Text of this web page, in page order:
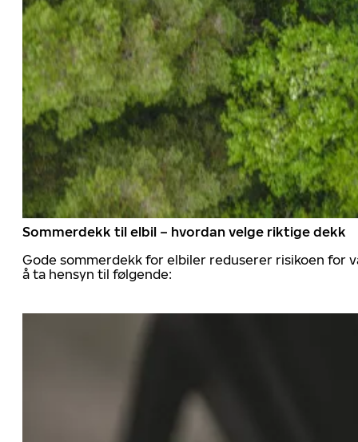
Sommerdekk til elbil – hvordan velge riktige dekk
Gode sommerdekk for elbiler reduserer risikoen for
å ta hensyn til følgende: